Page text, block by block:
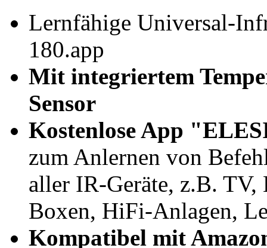
Lernfähige Universal-
180.app
Mit integriertem
Sensor
Kostenlose App
zum Anlernen von
aller IR-Geräte, z.B.
Boxen, HiFi-Anlagen,
Kompatibel mit